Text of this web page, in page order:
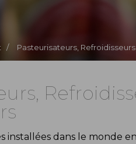
/ Pasteurisateurs,
installées dans le monde